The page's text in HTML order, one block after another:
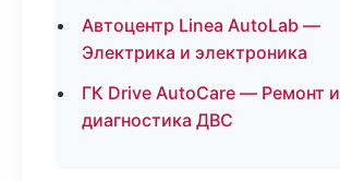
Автоцентр Linea AutoLab —
Электрика и электроника
ГК Drive AutoCare — Ремонт и
диагностика ДВС